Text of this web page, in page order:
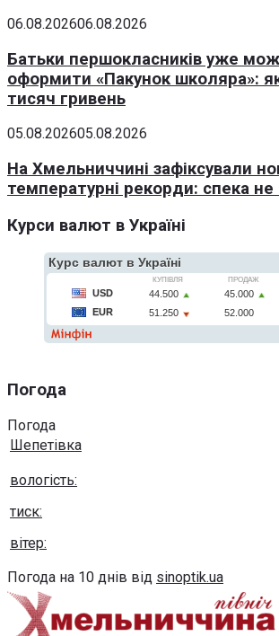
06.08.202606.08.2026
Батьки першокласників уже
оформити «Пакунок школяра»:
тисяч гривень
05.08.202605.08.2026
На Хмельниччині зафіксували
температурні рекорди: спека не
Курси валют в Україні
Погода
Погода
Шепетівка
вологість:
тиск:
вітер:
Погода на 10 днів від sinoptik.ua